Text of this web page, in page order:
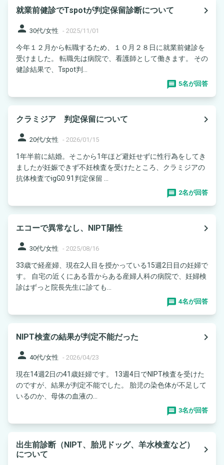
就業前健診でTspotが判定保留診断について
navigate_next
person 30代/女性 - 2025/11/01
今年１２月から転職するため、１０月２８日に就業前健診を
受けました。 転職先は病院で、看護師として働きます。 その
健診結果で、Tspot判...
5名が回答
クラミジア 判定保留について
navigate_next
person 20代/女性 - 2026/01/15
1年半前に結婚。そこから1年ほど避妊せずに性行為をしてき
ましたが妊娠できず不妊検査を受けたところ、クラミジアの
抗体検査でigG0.91判定保留 ...
2名が回答
エコーで異常なし、NIPT陽性
navigate_next
person 30代/女性 - 2025/08/16
33歳で経産婦、現在2人目を授かっている15週2日目の妊婦で
す。 自宅の近くにある昔からある産婦人科の病院で、妊婦検
診はずっと院長先生に診ても...
4名が回答
NIPT検査の結果が判定不能だった
navigate_next
person 40代/女性 - 2026/04/23
現在14週2日の41歳妊婦です。 13週4日でNIPT検査を受けた
のですが、結果が判定不能でした。 胎児の染色体が不足して
いるのか、母体の血液の...
3名が回答
出生前診断（NIPT、胎児ドッグ、羊水検査など）
について
navigate_next